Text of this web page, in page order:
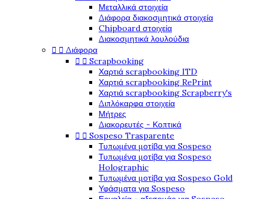
Μεταλλικά στοιχεία
Διάφορα διακοσμητικά στοιχεία
Chipboard στοιχεία
Διακοσμητικά λουλούδια
  Διάφορα
  Scrapbooking
Χαρτιά scrapbooking ITD
Χαρτιά scrapbooking RePrint
Χαρτιά scrapbooking Scrapberry's
Διπλόκαρφα στοιχεία
Μήτρες
Διακορευτές - Κοπτικά
  Sospeso Trasparente
Τυπωμένα μοτίβα για Sospeso
Τυπωμένα μοτίβα για Sospeso
Holographic
Τυπωμένα μοτίβα για Sospeso Gold
Υφάσματα για Sospeso